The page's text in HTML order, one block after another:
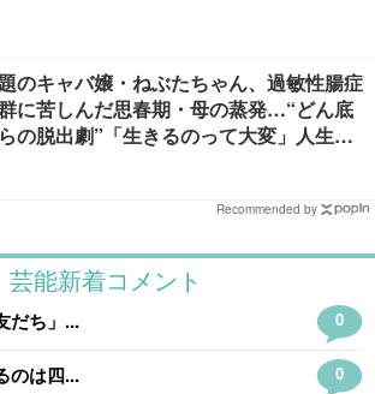
のキャバ嬢・ねぶたちゃん、過敏性腸症
に苦しんだ思春期・母の蒸発…“どん底
の脱出劇”「生きるのって大変」人生変
Recommended by